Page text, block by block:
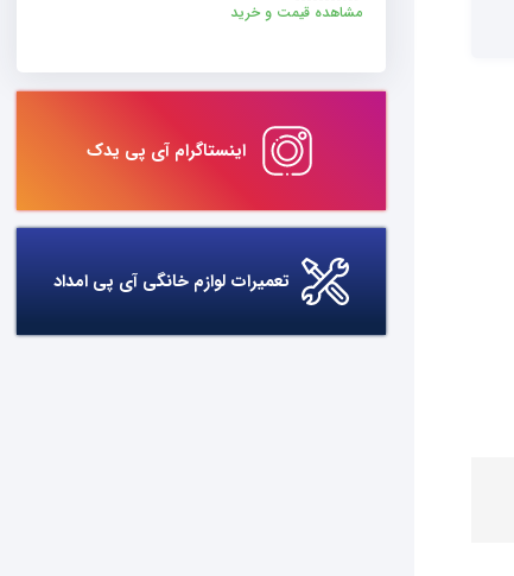
مشاهده قیمت و خرید
اینستاگرام آی پی یدک
تعمیرات لوازم خانگی آی پی امداد